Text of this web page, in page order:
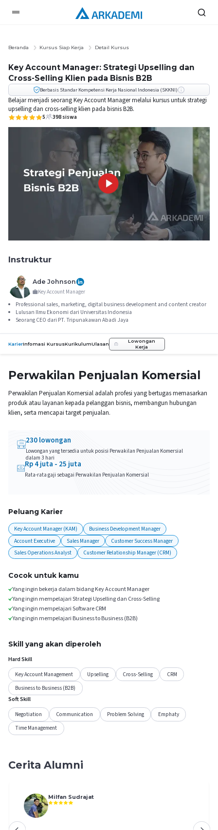
Beranda Kursus Siap Kerja Detail Kursus
Key Account Manager: Strategi Upselling dan
Cross-Selling Klien pada Bisnis B2B
Berbasis Standar Kompetensi Kerja Nasional Indonesia (SKKNI)
Belajar menjadi seorang Key Account Manager melalui kursus untuk strategi
upselling dan cross-selling klien pada bisnis B2B.
5 398siswa
Instruktur
Ade Johnson
Key Account Manager
Professional sales, marketing, digital business development and content creator
Lulusan Ilmu Ekonomi dari Universitas Indonesia
Seorang CEO dari PT. Tripunakawan Abadi Jaya
KarierInfomasi KursusKurikulumUlasan
Lowongan
Kerja
Perwakilan Penjualan Komersial
Perwakilan Penjualan Komersial adalah profesi yang bertugas memasarkan
produk atau layanan kepada pelanggan bisnis, membangun hubungan
klien, serta mencapai target penjualan.
Peluang Karier
Key Account Manager (KAM)
Business Development Manager
Account Executive
Sales Manager
Customer Success Manager
Sales Operations Analyst
Customer Relationship Manager (CRM)
230lowongan
Lowongan yang tersedia untuk posisi Perwakilan Penjualan Komersial
dalam 3 hari
Rp4juta - 25juta
Rata-rata gaji sebagai Perwakilan Penjualan Komersial
Cocok untuk kamu
Yang ingin bekerja dalam bidang Key Account Manager
Yang ingin mempelajari Strategi Upselling dan Cross-Selling
Yang ingin mempelajari Software CRM
Yang ingin mempelajari Business to Business (B2B)
Skill yang akan diperoleh
Hard Skill
Key Account Management
Upselling Cross-Selling
CRM
Business to Business (B2B)
Soft Skill
Negotiation
Communication Problem Solving
Emphaty
Time Management
Cerita Alumni
Milfan Sudrajat